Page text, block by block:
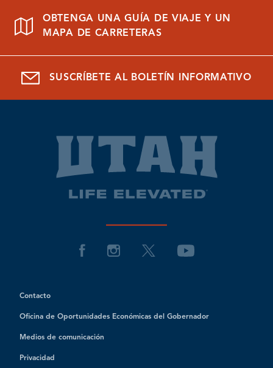
OBTENGA UNA GUÍA DE VIAJE Y UN
MAPA DE CARRETERAS
SUSCRÍBETE AL BOLETÍN INFORMATIVO
Contacto
Oficina de Oportunidades Económicas del Gobernador
Medios de comunicación
Privacidad